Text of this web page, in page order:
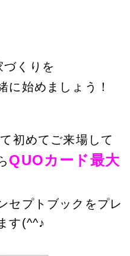
づくりを
に始めましょう！
初めてご来場して
QUOカード最大
セプトブックをプレ
す(^^♪